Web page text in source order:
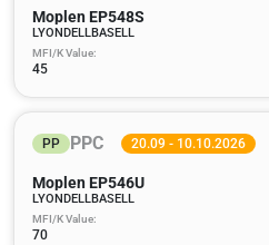
Moplen EP548S
LYONDELLBASELL
MFI/K Value:
45
PP PPC 20.09 - 10.10.2026
Moplen EP546U
LYONDELLBASELL
MFI/K Value:
70